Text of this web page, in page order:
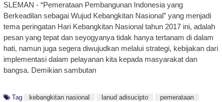
SLEMAN - “Pemerataan Pembangunan Indonesia yang
Berkeadilan sebagai Wujud Kebangkitan Nasional” yang menjadi
tema peringatan Hari Kebangkitan Nasional tahun 2017 ini, adalah
pesan yang tepat dan seyogyanya tidak hanya tertanam di dalam
hati, namun juga segera diwujudkan melalui strategi, kebijakan dari
implementasi dalam pelayanan kita kepada masyarakat dan
bangsa. Demikian sambutan
Tag kebangkitan nasional lanud adisucipto pemerataan